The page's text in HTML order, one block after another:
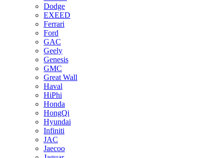
Dodge
EXEED
Ferrari
Ford
GAC
Geely
Genesis
GMC
Great Wall
Haval
HiPhi
Honda
HongQi
Hyundai
Infiniti
JAC
Jaecoo